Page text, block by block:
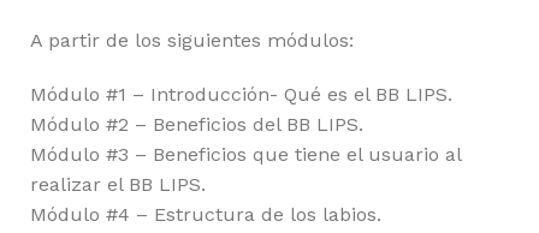
A partir de los siguientes módulos:
Módulo #1 – Introducción- Qué es el BB LIPS.
Módulo #2 – Beneficios del BB LIPS.
Módulo #3 – Beneficios que tiene el usuario al
realizar el BB LIPS.
Módulo #4 – Estructura de los labios.